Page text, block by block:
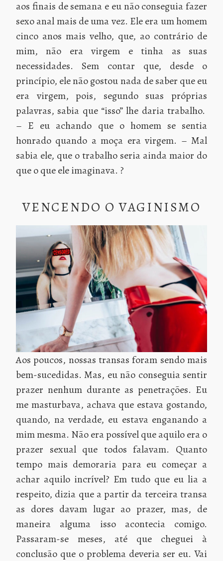
aos finais de semana e eu não conseguia fazer
sexo anal mais de uma vez. Ele era um homem
cinco anos mais velho, que, ao contrário de
mim, não era virgem e tinha as suas
necessidades. Sem contar que, desde o
princípio, ele não gostou nada de saber que eu
era virgem, pois, segundo suas próprias
palavras, sabia que “isso” lhe daria trabalho.
– E eu achando que o homem se sentia
honrado quando a moça era virgem. – Mal
sabia ele, que o trabalho seria ainda maior do
que o que ele imaginava. ?
VENCENDO O VAGINISMO
Aos poucos, nossas transas foram sendo mais
bem-sucedidas. Mas, eu não conseguia sentir
prazer nenhum durante as penetrações. Eu
me masturbava, achava que estava gostando,
quando, na verdade, eu estava enganando a
mim mesma. Não era possível que aquilo era o
prazer sexual que todos falavam. Quanto
tempo mais demoraria para eu começar a
achar aquilo incrível? Em tudo que eu lia a
respeito, dizia que a partir da terceira transa
as dores davam lugar ao prazer, mas, de
maneira alguma isso acontecia comigo.
Passaram-se meses, até que cheguei à
conclusão que o problema deveria ser eu. Vai